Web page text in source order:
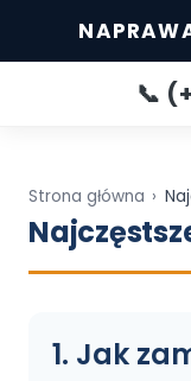
📞
Strona główna ›
1. Jak